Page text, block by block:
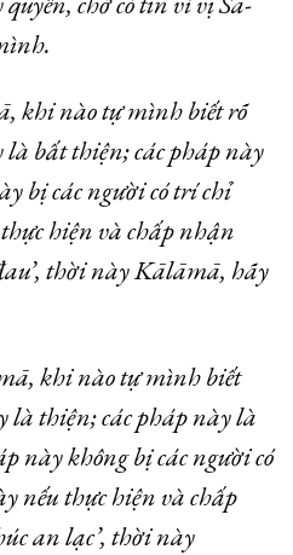
khi nào tự mình biết rõ
là bất thiện; các pháp này
bị các người có trí chỉ
hiện và chấp nhận
thời này Kālāmā, hãy
khi nào tự mình biết
là thiện; các pháp này là
này không bị các người có
nếu thực hiện và chấp
an lạc’, thời này